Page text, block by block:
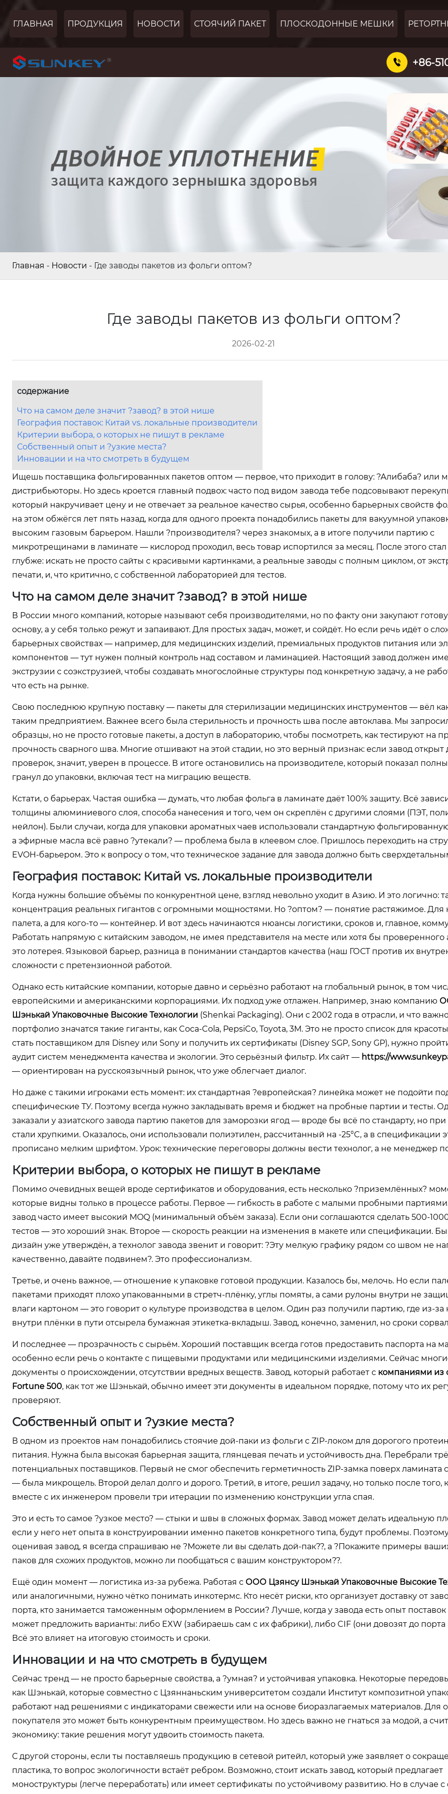
ГЛАВНАЯ ПРОДУКЦИЯ НОВОСТИ СТОЯЧИЙ ПАКЕТ ПЛОСКОДОННЫЕ МЕШКИ
 +86-
Главная - Новости - Где заводы пакетов из фольги оптом?
Где заводы пакетов из фольги оптом?
2026-02-21
содержание
Что на самом деле значит ?завод? в этой нише
География поставок: Китай vs. локальные производители
Критерии выбора, о которых не пишут в рекламе
Собственный опыт и ?узкие места?
Инновации и на что смотреть в будущем
Ищешь поставщика фольгированных пакетов оптом — первое, что приходит в голову: ?Алибаба? или
дистрибьюторы. Но здесь кроется главный подвох: часто под видом завода тебе подсовывают
который накручивает цену и не отвечает за реальное качество сырья, особенно барьерных свойств
на этом обжёгся лет пять назад, когда для одного проекта понадобились пакеты для вакуумной
высоким газовым барьером. Нашли ?производителя? через знакомых, а в итоге получили партию с
микротрещинами в ламинате — кислород проходил, весь товар испортился за месяц. После этого стал
глубже: искать не просто сайты с красивыми картинками, а реальные заводы с полным циклом, от
печати, и, что критично, с собственной лабораторией для тестов.
Что на самом деле значит ?завод? в этой нише
В России много компаний, которые называют себя производителями, но по факту они закупают
основу, а у себя только режут и запаивают. Для простых задач, может, и сойдёт. Но если речь идёт о
барьерных свойствах — например, для медицинских изделий, премиальных продуктов питания или
компонентов — тут нужен полный контроль над составом и ламинацией. Настоящий завод должен
экструзии с соэкструзией, чтобы создавать многослойные структуры под конкретную задачу, а не
что есть на рынке.
Свою последнюю крупную поставку — пакеты для стерилизации медицинских инструментов — вёл
таким предприятием. Важнее всего была стерильность и прочность шва после автоклава. Мы
образцы, но не просто готовые пакеты, а доступ в лабораторию, чтобы посмотреть, как тестируют на
прочность сварного шва. Многие отшивают на этой стадии, но это верный признак: если завод открыт
проверок, значит, уверен в процессе. В итоге остановились на производителе, который показал
гранул до упаковки, включая тест на миграцию веществ.
Кстати, о барьерах. Частая ошибка — думать, что любая фольга в ламинате даёт 100% защиту. Всё
толщины алюминиевого слоя, способа нанесения и того, чем он скреплён с другими слоями (ПЭТ,
нейлон). Были случаи, когда для упаковки ароматных чаев использовали стандартную
а эфирные масла всё равно ?утекали? — проблема была в клеевом слое. Пришлось переходить на
EVOH-барьером. Это к вопросу о том, что техническое задание для завода должно быть
География поставок: Китай vs. локальные производители
Когда нужны большие объёмы по конкурентной цене, взгляд невольно уходит в Азию. И это логично:
концентрация реальных гигантов с огромными мощностями. Но ?оптом? — понятие растяжимое. Для
палета, а для кого-то — контейнер. И вот здесь начинаются нюансы логистики, сроков и, главное,
Работать напрямую с китайским заводом, не имея представителя на месте или хотя бы проверенного
это лотерея. Языковой барьер, разница в понимании стандартов качества (наш ГОСТ против их
сложности с претензионной работой.
Однако есть китайские компании, которые давно и серьёзно работают на глобальный рынок, в том
европейскими и американскими корпорациями. Их подход уже отлажен. Например, знаю компанию
Шэнькай Упаковочные Высокие Технологии (Shenkai Packaging). Они с 2002 года в отрасли, и что
портфолио значатся такие гиганты, как Coca-Cola, PepsiCo, Toyota, 3M. Это не просто список для
стать поставщиком для Disney или Sony и получить их сертификаты (Disney SGP, Sony GP), нужно
аудит систем менеджмента качества и экологии. Это серьёзный фильтр. Их сайт — https://
— ориентирован на русскоязычный рынок, что уже облегчает диалог.
Но даже с такими игроками есть момент: их стандартная ?европейская? линейка может не подойти
специфические ТУ. Поэтому всегда нужно закладывать время и бюджет на пробные партии и тесты.
заказали у азиатского завода партию пакетов для заморозки ягод — вроде бы всё по стандарту, но
стали хрупкими. Оказалось, они использовали полиэтилен, рассчитанный на -25°C, а в спецификации
прописано мелким шрифтом. Урок: технические переговоры должны вести технолог, а не менеджер
Критерии выбора, о которых не пишут в рекламе
Помимо очевидных вещей вроде сертификатов и оборудования, есть несколько ?приземлённых?
которые видны только в процессе работы. Первое — гибкость в работе с малыми пробными
завод часто имеет высокий MOQ (минимальный объём заказа). Если они соглашаются сделать 500-
тестов — это хороший знак. Второе — скорость реакции на изменения в макете или спецификации.
дизайн уже утверждён, а технолог завода звенит и говорит: ?Эту мелкую графику рядом со швом не
качественно, давайте подвинем?. Это профессионализм.
Третье, и очень важное, — отношение к упаковке готовой продукции. Казалось бы, мелочь. Но если
пакетами приходят плохо упакованными в стретч-плёнку, углы помяты, а сами рулоны внутри не
влаги картоном — это говорит о культуре производства в целом. Один раз получили партию, где из-за
внутри плёнки в пути отсырела бумажная этикетка-вкладыш. Завод, конечно, заменил, но сроки
И последнее — прозрачность с сырьём. Хороший поставщик всегда готов предоставить паспорта на
особенно если речь о контакте с пищевыми продуктами или медицинскими изделиями. Сейчас
документы о происхождении, отсутствии вредных веществ. Завод, который работает с компаниями из
Fortune 500, как тот же Шэнькай, обычно имеет эти документы в идеальном порядке, потому что их
проверяют.
Собственный опыт и ?узкие места?
В одном из проектов нам понадобились стоячие дой-паки из фольги с ZIP-локом для дорогого
питания. Нужна была высокая барьерная защита, глянцевая печать и устойчивость дна. Перебрали
потенциальных поставщиков. Первый не смог обеспечить герметичность ZIP-замка поверх ламината
— была микрощель. Второй делал долго и дорого. Третий, в итоге, решил задачу, но только после того,
вместе с их инженером провели три итерации по изменению конструкции угла спая.
Это и есть то самое ?узкое место? — стыки и швы в сложных формах. Завод может делать идеальную
если у него нет опыта в конструировании именно пакетов конкретного типа, будут проблемы.
оценивая завод, я всегда спрашиваю не ?Можете ли вы сделать дой-пак??, а ?Покажите примеры
паков для схожих продуктов, можно ли пообщаться с вашим конструктором??.
Ещё один момент — логистика из-за рубежа. Работая с ООО Цзянсу Шэнькай Упаковочные Высокие
или аналогичными, нужно чётко понимать инкотермс. Кто несёт риски, кто организует доставку от
порта, кто занимается таможенным оформлением в России? Лучше, когда у завода есть опыт
может предложить варианты: либо EXW (забираешь сам с их фабрики), либо CIF (они довозят до порта
Всё это влияет на итоговую стоимость и сроки.
Инновации и на что смотреть в будущем
Сейчас тренд — не просто барьерные свойства, а ?умная? и устойчивая упаковка. Некоторые
как Шэнькай, которые совместно с Цзяннаньским университетом создали Институт композитной
работают над решениями с индикаторами свежести или на основе биоразлагаемых материалов. Для
покупателя это может быть конкурентным преимуществом. Но здесь важно не гнаться за модой, а
экономику: такие решения могут удвоить стоимость пакета.
С другой стороны, если ты поставляешь продукцию в сетевой ритейл, который уже заявляет о
пластика, то вопрос экологичности встаёт ребром. Возможно, стоит искать завод, который предлагает
моноструктуры (легче переработать) или имеет сертификаты по устойчивому развитию. Но в случае с